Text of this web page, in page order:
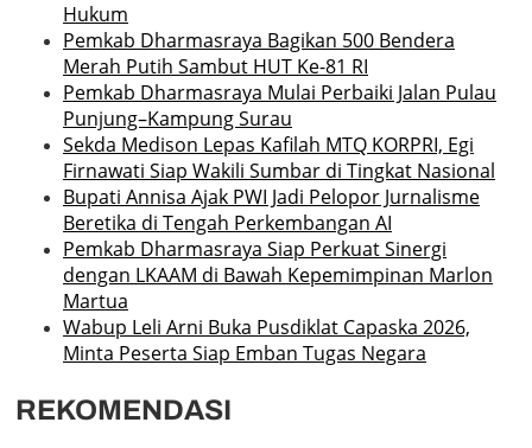
Hukum
Pemkab Dharmasraya Bagikan 500 Bendera
Merah Putih Sambut HUT Ke-81 RI
Pemkab Dharmasraya Mulai Perbaiki Jalan Pulau
Punjung–Kampung Surau
Sekda Medison Lepas Kafilah MTQ KORPRI, Egi
Firnawati Siap Wakili Sumbar di Tingkat Nasional
Bupati Annisa Ajak PWI Jadi Pelopor Jurnalisme
Beretika di Tengah Perkembangan AI
Pemkab Dharmasraya Siap Perkuat Sinergi
dengan LKAAM di Bawah Kepemimpinan Marlon
Martua
Wabup Leli Arni Buka Pusdiklat Capaska 2026,
Minta Peserta Siap Emban Tugas Negara
REKOMENDASI